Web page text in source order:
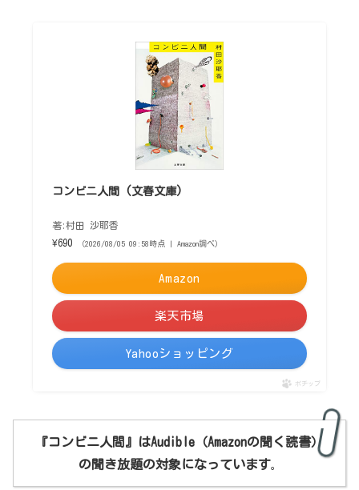
コンビニ人間 (文春文庫)
著:村田 沙耶香
¥690
（2026/08/05 09:58時点 | Amazon調べ）
Amazon
楽天市場
Yahooショッピング
ポチップ
『コンビニ人間』はAudible （Amazonの聞く読書）
の聞き放題の対象になっています。